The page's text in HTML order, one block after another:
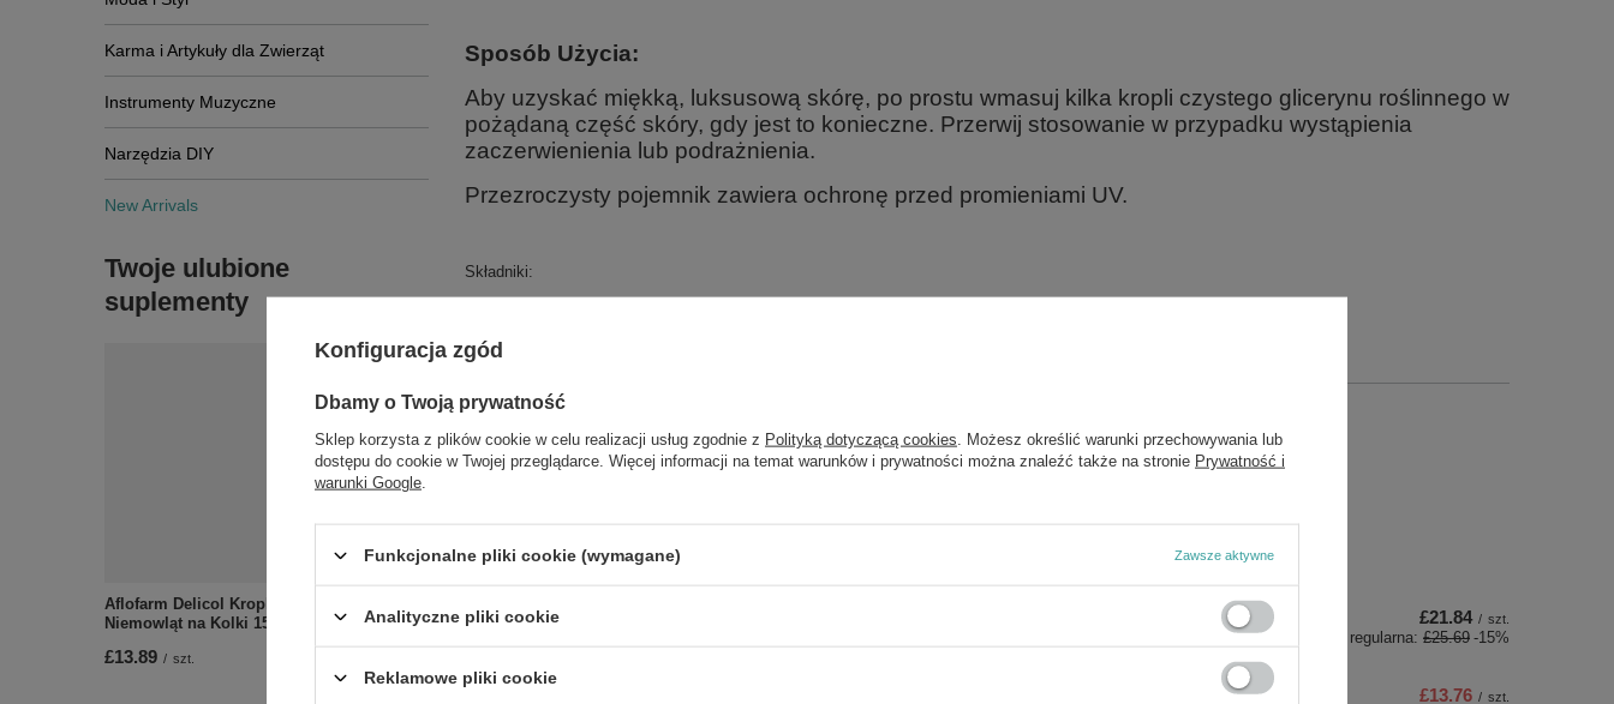
Karma i Artykuły dla Zwierząt
Instrumenty Muzyczne
Narzędzia DIY
New Arrivals
Twoje ulubione
suplementy
Aflofarm Delicol Krople z Laktazą dla
Niemowląt na Kolki 15ml
£13.89 / szt.
Sposób Użycia:
Aby uzyskać miękką, luksusową skórę, po prostu wmasuj kilka kropli czystego glicerynu roślinnego w
pożądaną część skóry, gdy jest to konieczne. Przerwij stosowanie w przypadku wystąpienia
zaczerwienienia lub podrażnienia.
Przezroczysty pojemnik zawiera ochronę przed promieniami UV.
Składniki:
Forma Pakowania P
Zobacz również
OKAZJA £21.84 / szt.
Cena regularna: £25.69 -15%
£13.76 / szt.
Konfiguracja zgód
Dbamy o Twoją prywatność
Sklep korzysta z plików cookie w celu realizacji usług zgodnie z Polityką dotyczącą cookies . Możesz określić warunki przechowywania lub
dostępu do cookie w Twojej przeglądarce. Więcej informacji na temat warunków i prywatności można znaleźć także na stronie Prywatność i
warunki Google
Funkcjonalne pliki cookie (wymagane) Zawsze aktywne
Analityczne pliki cookie
Reklamowe pliki cookie